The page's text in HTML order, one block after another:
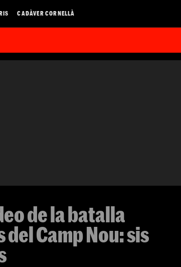
CADÀVER CORNELLÀ
de la batalla
Camp Nou: sis